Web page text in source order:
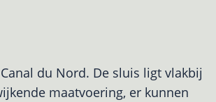
du Nord. De sluis ligt vlakbij
maatvoering, er kunnen